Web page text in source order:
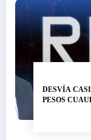
DESVÍA
PESOS